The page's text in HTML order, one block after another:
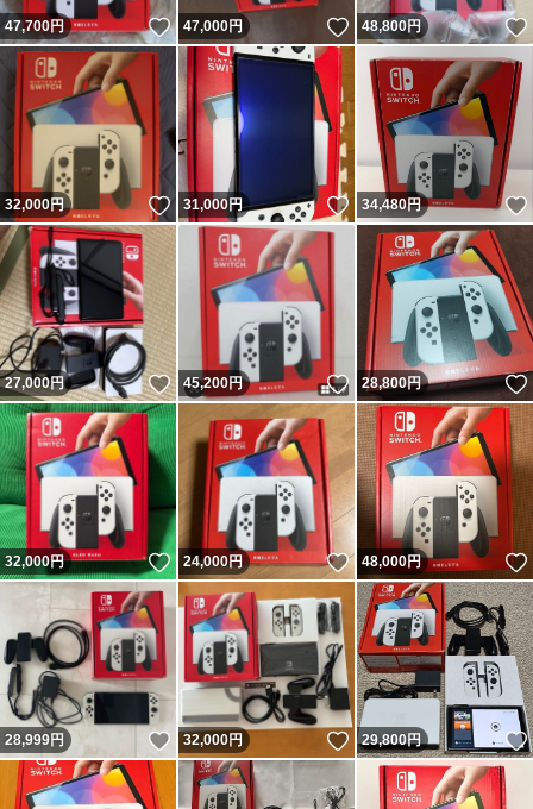
47,700円 いいね！
47,000円 いいね！
48,800円
32,000円 いいね！
31,000円 いいね！
34,480円
27,000円 いいね！
45,200円 いいね！
28,800円
32,000円 いいね！
24,000円 いいね！
48,000円
28,999円 いいね！
32,000円 いいね！
29,800円